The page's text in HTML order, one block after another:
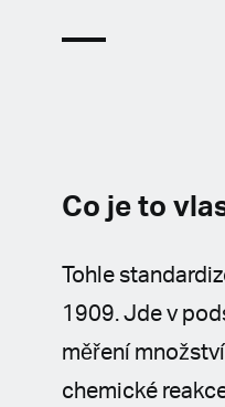
Co je to
Tohle
1909. Jde v
měření
chemické